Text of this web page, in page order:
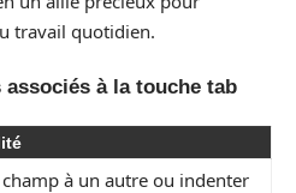
travail quotidien.
à la touche tab
champ à un autre ou indenter